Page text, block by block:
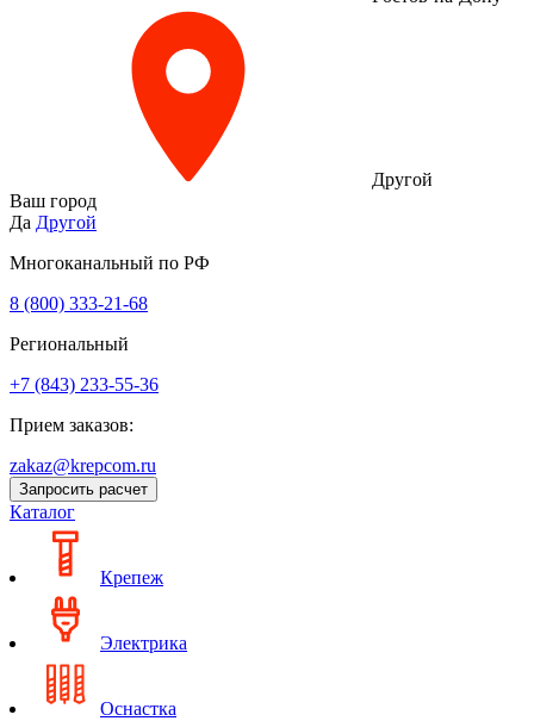
Другой
Ваш город
Да Другой
Многоканальный по РФ
8 (800) 333‑21-68
Региональный
+7 (843) 233-55-36
Прием заказов:
zakaz@krepcom.ru
Запросить расчет
Каталог
Крепеж
Электрика
Оснастка